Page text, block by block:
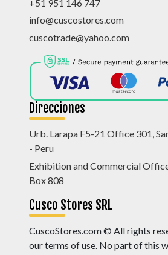
+51 951 146 747
info@cuscostores.com
cuscotrade@yahoo.com
Direcciones
Urb. Larapa F5-21 Office 301,
- Peru
Exhibition and Commercial
Box 808
Cusco Stores SRL
CuscoStores.com © All rights
our terms of use. No part of this